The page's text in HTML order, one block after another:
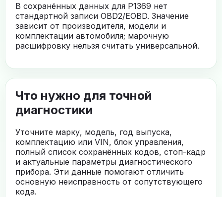
В сохранённых данных для P1369 нет
стандартной записи OBD2/EOBD. Значение
зависит от производителя, модели и
комплектации автомобиля; марочную
расшифровку нельзя считать универсальной.
Что нужно для точной
диагностики
Уточните марку, модель, год выпуска,
комплектацию или VIN, блок управления,
полный список сохранённых кодов, стоп-кадр
и актуальные параметры диагностического
прибора. Эти данные помогают отличить
основную неисправность от сопутствующего
кода.